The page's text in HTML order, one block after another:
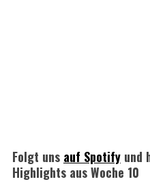
Folgt uns auf Spotifyund
Highlights aus Woche 10